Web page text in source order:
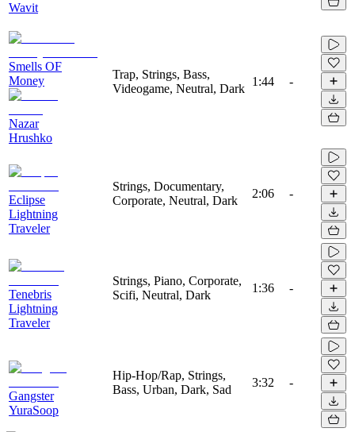
Wavit
Smells OF
Money
Nazar
Hrushko
Trap, Strings, Bass,
Videogame, Neutral, Dark
1:44 -
Eclipse
Lightning
Traveler
Strings, Documentary,
Corporate, Neutral, Dark
2:06 -
Tenebris
Lightning
Traveler
Strings, Piano, Corporate,
Scifi, Neutral, Dark
1:36 -
Gangster
YuraSoop
Hip-Hop/Rap, Strings,
Bass, Urban, Dark, Sad
3:32 -